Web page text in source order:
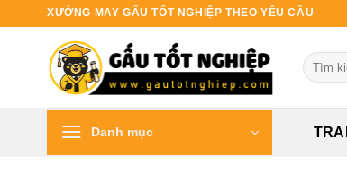
XƯỞNG MAY GẤU TỐT NGHIỆP THEO YÊU CẦU
Tìm
kiếm:
Danh mục